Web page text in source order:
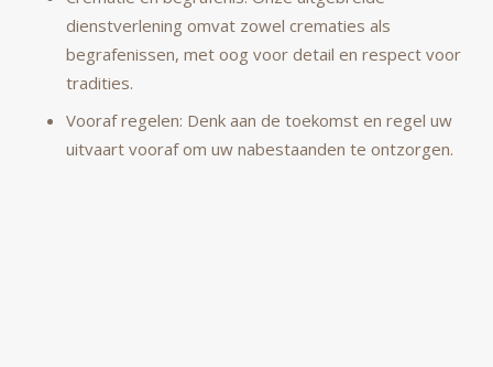
dienstverlening omvat zowel crematies als
begrafenissen, met oog voor detail en respect voor
tradities.
Vooraf regelen: Denk aan de toekomst en regel uw
uitvaart vooraf om uw nabestaanden te ontzorgen.